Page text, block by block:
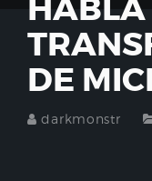
HABLA
DE
darkmonstr